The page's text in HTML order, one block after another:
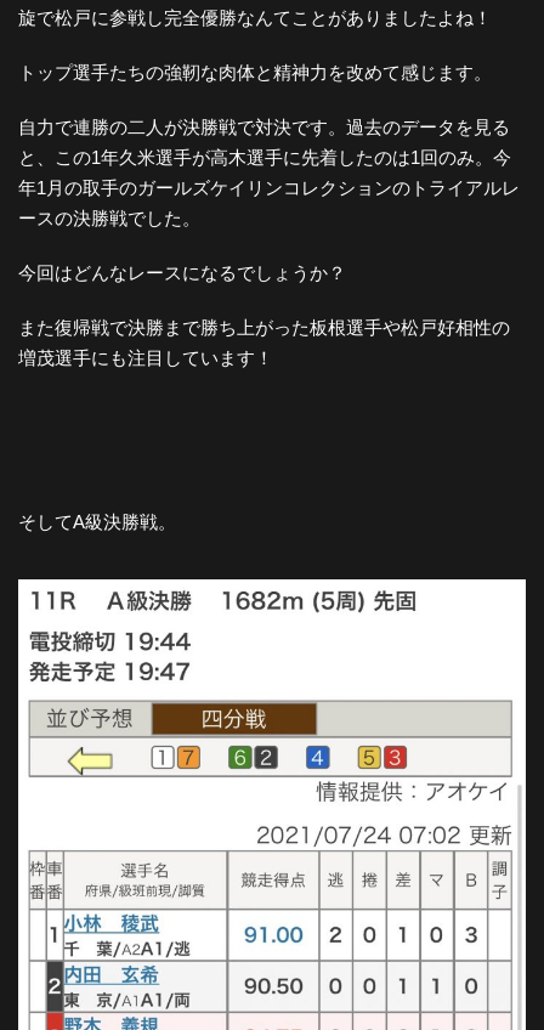
旋で松戸に参戦し完全優勝なんてことがありましたよね！
トップ選手たちの強靭な肉体と精神力を改めて感じます。
自力で連勝の二人が決勝戦で対決です。過去のデータを見る
と、この1年久米選手が高木選手に先着したのは1回のみ。今
年1月の取手のガールズケイリンコレクションのトライアルレ
ースの決勝戦でした。
今回はどんなレースになるでしょうか？
また復帰戦で決勝まで勝ち上がった板根選手や松戸好相性の
増茂選手にも注目しています！
そしてA級決勝戦。